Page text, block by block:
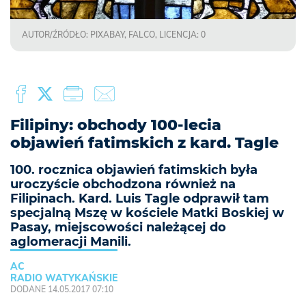
AUTOR/ŹRÓDŁO: PIXABAY, FALCO, LICENCJA: 0
Filipiny: obchody 100-lecia
objawień fatimskich z kard. Tagle
100. rocznica objawień fatimskich była
uroczyście obchodzona również na
Filipinach. Kard. Luis Tagle odprawił tam
specjalną Mszę w kościele Matki Boskiej w
Pasay, miejscowości należącej do
aglomeracji Manili.
AC
RADIO WATYKAŃSKIE
DODANE 14.05.2017 07:10